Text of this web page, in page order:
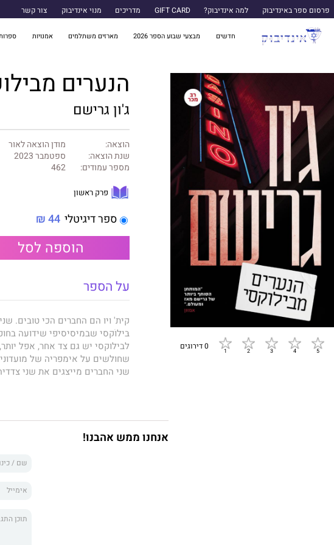
פרסום ספר באינדיבוק למה אינדיבוק? GIFT CARD מדריכים מנוי אינדיבוק צור קשר
חדשים מבצעי שבוע הספר 2026 מארזים משתלמים אמנויות
0 דירוגים
הנערים
ג'ון גרישם
הוצאה:
מודן הוצאה לאור
שנת הוצאה:
ספטמבר 2023
מספר עמודים:
462
פרק ראשון
ספר דיגיטלי 44 ₪
הוספה לסל
על הספר
קית' ויוּ הם החברים הכי טובים.
בּילוֹקסי שבמיסיסיפי שידועה
לבילוקסי יש גם צד אחר, אפל
שחולשים על אימפריה של מועדוני
שני החברים מייצגים את שני
ואחד למועדוני הלילה –
של יוּ עומד הון כספי אדיר והיא
והסדר לרחובות העיר. כאשר קית'
הוא רומן
לרבי־מכר מייד עם צאתם לאור.
אנחנו ממש אהבנו!